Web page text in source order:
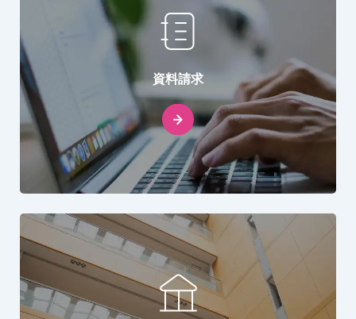
資料請求